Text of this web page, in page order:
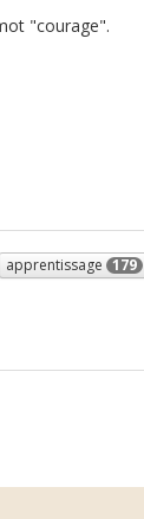
"courage".
apprentissage 179